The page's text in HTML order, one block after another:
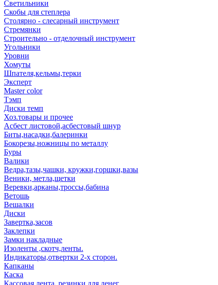
Светильники
Скобы для степлера
Столярно - слесарный инструмент
Стремянки
Строительно - отделочный инструмент
Угольники
Уровни
Хомуты
Шпателя,кельмы,терки
Эксперт
Master color
Тэмп
Диски темп
Хоз.товары и прочее
Асбест листовой,асбестовый шнур
Биты,насадки,балеринки
Бокорезы,ножницы по металлу
Буры
Валики
Ведра,тазы,чашки, кружки,горшки,вазы
Веники, метла,щетки
Веревки,арканы,троссы,бабина
Ветошь
Вешалки
Диски
Завертка,засов
Заклепки
Замки накладные
Изоленты ,скотч,ленты.
Индикаторы,отвертки 2-х сторон.
Капканы
Каска
Кассовая лента, резинки для денег